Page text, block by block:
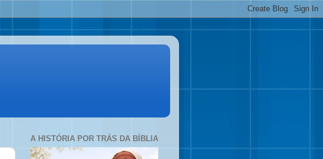
A HISTÓRIA POR TRÁS DA BÍBLIA